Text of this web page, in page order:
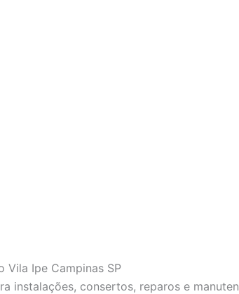
Vila Ipe Campinas SP
instalações, consertos, reparos e